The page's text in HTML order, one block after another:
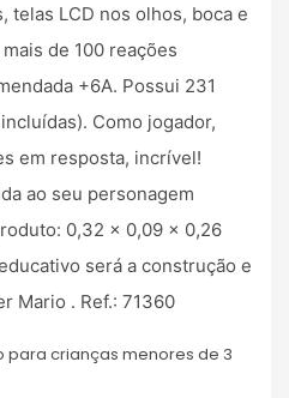
telas LCD nos olhos, boca e
de 100 reações
+6A. Possui 231
Como jogador,
em resposta, incrível!
ao seu personagem
0,32 x 0,09 x 0,26
será a construção e
Mario . Ref.: 71360
crianças menores de 3